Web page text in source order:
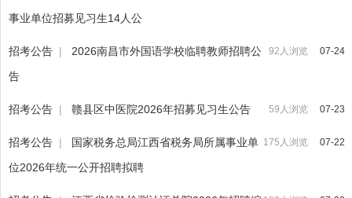
事业单位招募见习生14人公
07-24
92人浏览
招考公告 |
2026南昌市外国语学校临聘教师招聘公
告
07-23
59人浏览
招考公告 | 赣县区中医院2026年招募见习生公告
07-22
175人浏览
招考公告 |
国家税务总局江西省税务局所属事业单
位2026年统一公开招聘拟聘